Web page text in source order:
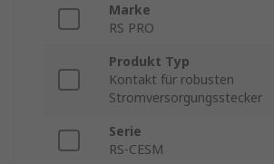
Marke
RS PRO
Produkt Typ
Kontakt für robusten
Stromversorgungsstecker
Serie
RS-CESM